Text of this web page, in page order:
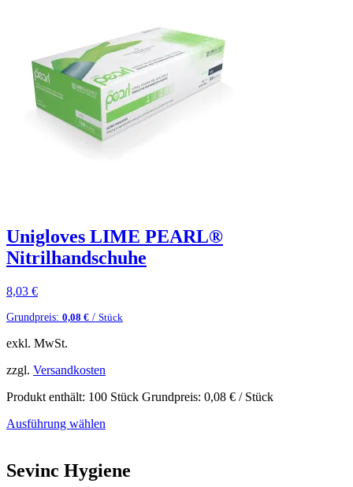
Unigloves LIME PEARL®
Nitrilhandschuhe
8,03 €
Grundpreis: 0,08 € / Stück
exkl. MwSt.
zzgl. Versandkosten
Produkt enthält: 100 Stück Grundpreis: 0,08 € / Stück
Ausführung wählen
Sevinc Hygiene